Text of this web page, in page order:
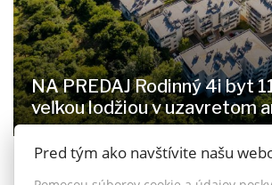
NA PREDAJ Rodinný 4i byt
veľkou lodžiou v uzavretom
Staré grunty 264, Bratislava - Karlova
535.000,- €
Pred tým ako navštívite našu